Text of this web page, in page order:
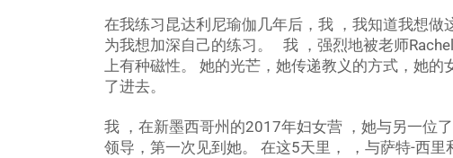
在我练习昆达利尼瑜伽几年后，我 ，我知道我想做
为我想加深自己的练习。 我 ，强烈地被老师
上有种磁性。 她的光芒，她传递教义的方式，她的
了进去。
我 ，在新墨西哥州的2017年妇女营 ，她与另一位
领导，第一次见到她。 在这5天里， ，与萨特-西